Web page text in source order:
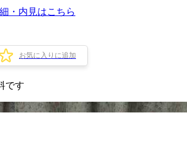
・内見はこちら
お気に入りに追加
です